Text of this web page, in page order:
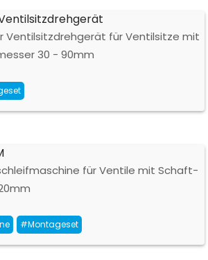
Ventilsitzdrehgerät für Ventilsitze mit
30 - 90mm
für Ventile mit Schaft-
#Montageset